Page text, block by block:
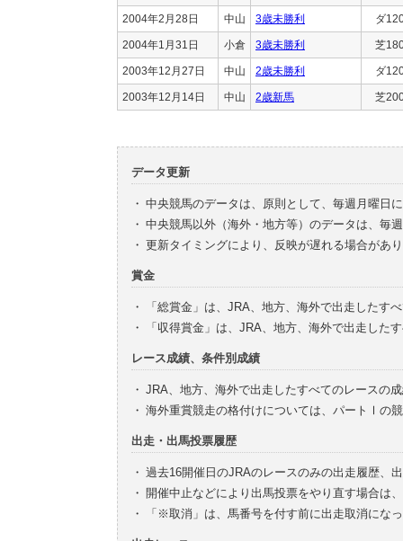
2004年2月28日 中山 3歳未勝利 ダ
2004年1月31日 小倉 3歳未勝利 芝
2003年12月27日 中山 2歳未勝利 ダ
2003年12月14日 中山 2歳新馬 芝
データ更新
・ 中央競馬のデータは、原則として、毎週月曜日
・ 中央競馬以外（海外・地方等）のデータは、毎
・ 更新タイミングにより、反映が遅れる場合があ
賞金
・
「総賞金」は、JRA、地方、海外で出走したす
・
「収得賞金」は、JRA、地方、海外で出走した
レース成績、条件別成績
・ JRA、地方、海外で出走したすべてのレースの
・ 海外重賞競走の格付けについては、パートⅠの
出走・出馬投票履歴
・ 過去16開催日のJRAのレースのみの出走履歴、
・ 開催中止などにより出馬投票をやり直す場合は
・
「※取消」は、馬番号を付す前に出走取消にな